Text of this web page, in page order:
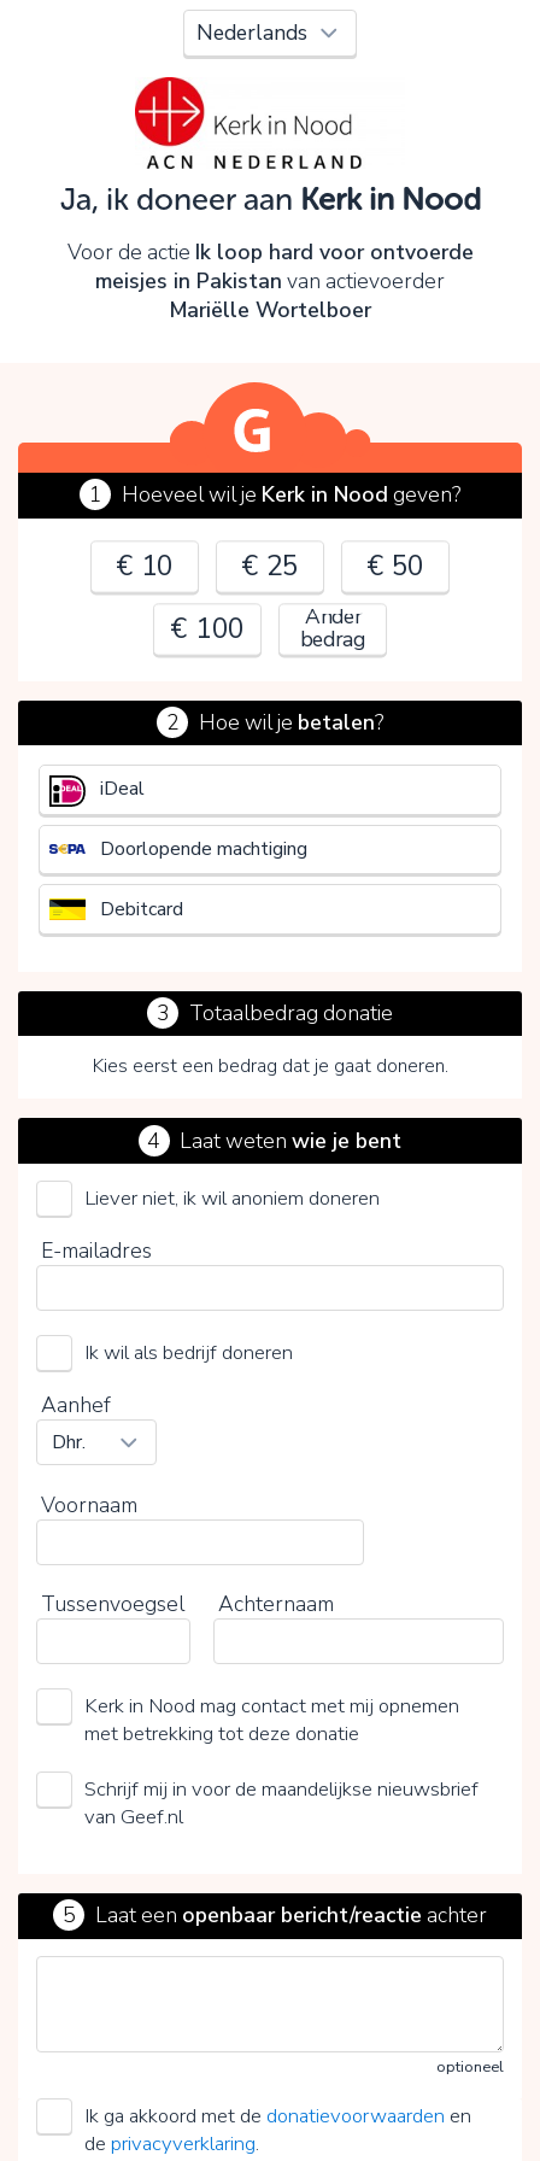
Ja, ik doneer aan Kerk in Nood
Voor de actie Ik loop hard voor ontvoerde
meisjes in Pakistan van actievoerder
Mariëlle Wortelboer
1 Hoeveel wil je Kerk in Nood geven?
€ 10 € 25
€ 50
€ 100
Ander
bedrag
€
2 Hoe wil je betalen?
iDeal
Doorlopende machtiging
Debitcard
3 Totaalbedrag donatie
Kies eerst een bedrag dat je gaat doneren.
Kerk in Nood
4 Laat wetenwie je bent
Liever niet, ik wil anoniem doneren
E-mailadres
Ik wil als bedrijf doneren
Aanhef
Voornaam
Tussenvoegsel Achternaam
Kerk in Nood mag contact met mij opnemen
met betrekking tot deze donatie
Schrijf mij in voor de maandelijkse nieuwsbrief
van Geef.nl
5 Laat een openbaar bericht/reactie achter
optioneel
Ik ga akkoord met de donatievoorwaarden en
de privacyverklaring.
Oeps!
Je kunt nog niet verder vanwege:
Controleer en verbeter je invoer en probeer het
OK